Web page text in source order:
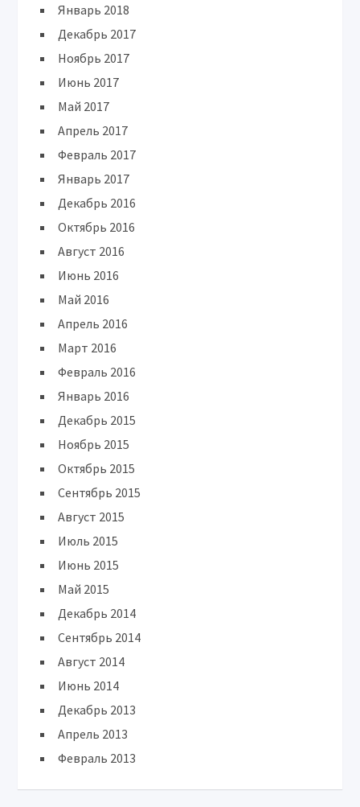
Январь 2018
Декабрь 2017
Ноябрь 2017
Июнь 2017
Май 2017
Апрель 2017
Февраль 2017
Январь 2017
Декабрь 2016
Октябрь 2016
Август 2016
Июнь 2016
Май 2016
Апрель 2016
Март 2016
Февраль 2016
Январь 2016
Декабрь 2015
Ноябрь 2015
Октябрь 2015
Сентябрь 2015
Август 2015
Июль 2015
Июнь 2015
Май 2015
Декабрь 2014
Сентябрь 2014
Август 2014
Июнь 2014
Декабрь 2013
Апрель 2013
Февраль 2013